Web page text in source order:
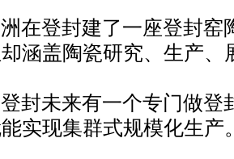
在登封建了一座登封窑
涵盖陶瓷研究、生产
封未来有一个专门做登
实现集群式规模化生产